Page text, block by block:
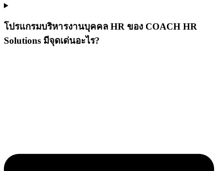
โปรแกรมบริหารงานบุคคล HR ของ COACH HR
Solutions มีจุดเด่นอะไร?